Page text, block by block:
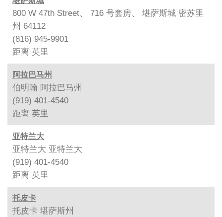
800 W 47th Street、 716 号套房、 堪萨斯城 密苏里
州 64112
(816) 945-9901
距离 英里
阿拉巴马州
伯明翰 阿拉巴马州
(919) 401-4540
距离 英里
亚特兰大
亚特兰大 亚特兰大
(919) 401-4540
距离 英里
托皮卡
托皮卡 堪萨斯州